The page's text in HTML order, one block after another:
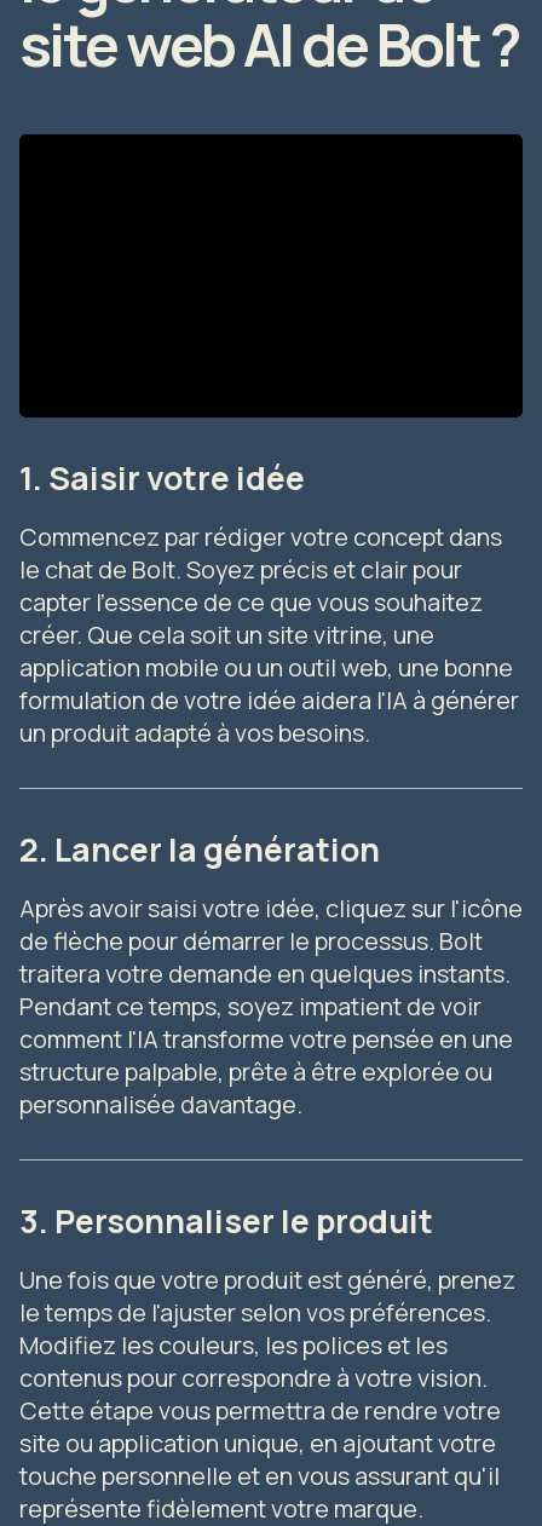
site web AI de Bolt ?
1. Saisir votre idée
Commencez par rédiger votre concept dans
le chat de Bolt. Soyez précis et clair pour
capter l'essence de ce que vous souhaitez
créer. Que cela soit un site vitrine, une
application mobile ou un outil web, une bonne
formulation de votre idée aidera l'IA à générer
un produit adapté à vos besoins.
2. Lancer la génération
Après avoir saisi votre idée, cliquez sur l'icône
de flèche pour démarrer le processus. Bolt
traitera votre demande en quelques instants.
Pendant ce temps, soyez impatient de voir
comment l'IA transforme votre pensée en une
structure palpable, prête à être explorée ou
personnalisée davantage.
3. Personnaliser le produit
Une fois que votre produit est généré, prenez
le temps de l'ajuster selon vos préférences.
Modifiez les couleurs, les polices et les
contenus pour correspondre à votre vision.
Cette étape vous permettra de rendre votre
site ou application unique, en ajoutant votre
touche personnelle et en vous assurant qu'il
représente fidèlement votre marque.